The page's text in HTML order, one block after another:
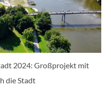
2024: Großprojekt mit
die Stadt